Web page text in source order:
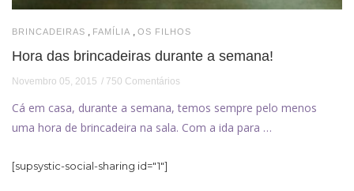
BRINCADEIRAS FAMÍLIA OS FILHOS
Hora das brincadeiras durante a semana!
Novembro 05, 2015 750 Comentários
Cá em casa, durante a semana, temos sempre pelo menos
uma hora de brincadeira na sala. Com a ida para …
[supsystic-social-sharing id="1"]